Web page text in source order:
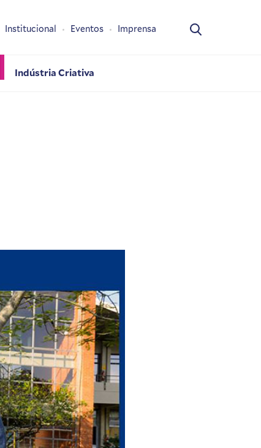
Indústria Criativa
Institucional Eventos Imprensa